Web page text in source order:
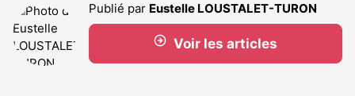
Publié par Eustelle LOUSTALET-TURON
Voir les articles